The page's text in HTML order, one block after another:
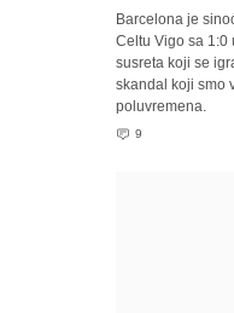
Barcelona je
Celtu Vigo sa 1:0
susreta koji se
skandal koji smo
poluvremena.
9